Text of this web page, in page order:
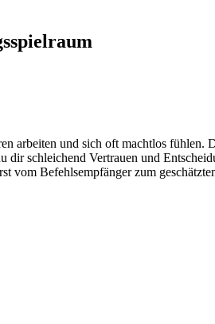
arbeiten und sich oft machtlos
schleichend Vertrauen und
Befehlsempfänger zum